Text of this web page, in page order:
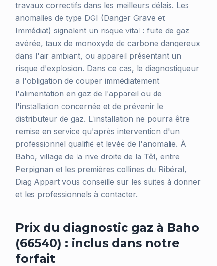
travaux correctifs dans les meilleurs délais. Les
anomalies de type DGI (Danger Grave et
Immédiat) signalent un risque vital : fuite de gaz
avérée, taux de monoxyde de carbone dangereux
dans l'air ambiant, ou appareil présentant un
risque d'explosion. Dans ce cas, le diagnostiqueur
a l'obligation de couper immédiatement
l'alimentation en gaz de l'appareil ou de
l'installation concernée et de prévenir le
distributeur de gaz. L'installation ne pourra être
remise en service qu'après intervention d'un
professionnel qualifié et levée de l'anomalie. À
Baho, village de la rive droite de la Têt, entre
Perpignan et les premières collines du Ribéral,
Diag Appart vous conseille sur les suites à donner
et les professionnels à contacter.
Prix du diagnostic gaz à Baho
(66540) : inclus dans notre
forfait